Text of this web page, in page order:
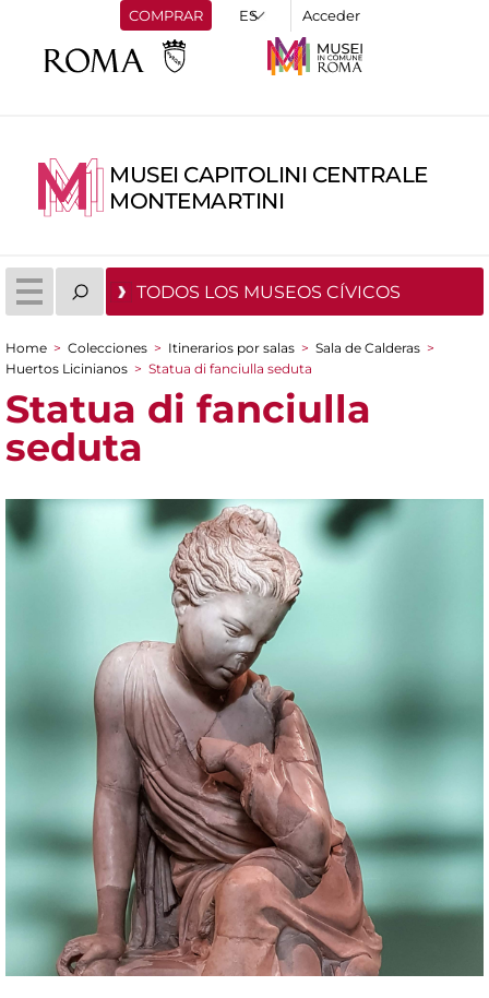
COMPRAR Acceder
MUSEI CAPITOLINI CENTRALE
MONTEMARTINI
TODOS LOS MUSEOS CÍVICOS
You are here
Home > Colecciones > Itinerarios por salas > Sala de Calderas >
Huertos Licinianos > Statua di fanciulla seduta
Statua di fanciulla
seduta